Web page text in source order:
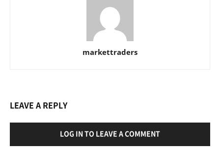
markettraders
LEAVE A REPLY
LOG IN TO LEAVE A COMMENT